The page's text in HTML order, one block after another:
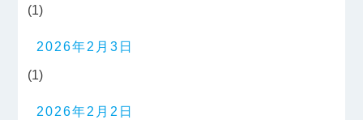
(1)
2026年2月3日
(1)
2026年2月2日